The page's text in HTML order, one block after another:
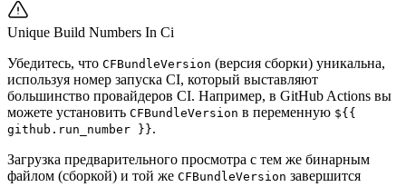
Unique Build Numbers In Ci
Убедитесь, что CFBundleVersion (версия сборки) уникальна,
используя номер запуска CI, который выставляют
большинство провайдеров CI. Например, в GitHub Actions вы
можете установить CFBundleVersion в переменную ${{
github.run_number }}.
Загрузка предварительного просмотра с тем же бинарным
файлом (сборкой) и той же CFBundleVersion завершится